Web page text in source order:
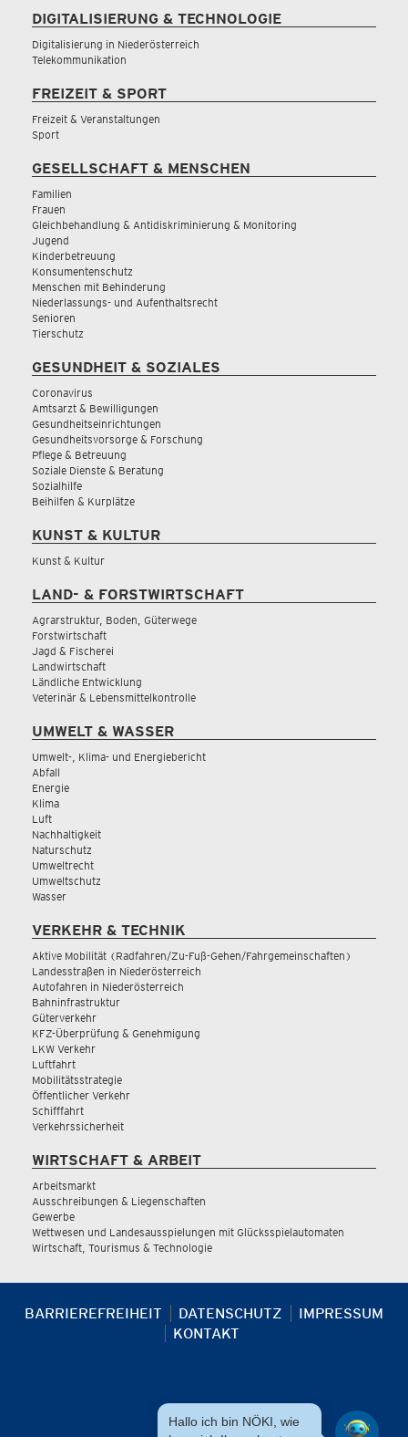
DIGITALISIERUNG & TECHNOLOGIE
Digitalisierung in Niederösterreich
Telekommunikation
FREIZEIT & SPORT
Freizeit & Veranstaltungen
Sport
GESELLSCHAFT & MENSCHEN
Familien
Frauen
Gleichbehandlung & Antidiskriminierung & Monitoring
Jugend
Kinderbetreuung
Konsumentenschutz
Menschen mit Behinderung
Niederlassungs- und Aufenthaltsrecht
Senioren
Tierschutz
GESUNDHEIT & SOZIALES
Coronavirus
Amtsarzt & Bewilligungen
Gesundheitseinrichtungen
Gesundheitsvorsorge & Forschung
Pflege & Betreuung
Soziale Dienste & Beratung
Sozialhilfe
Beihilfen & Kurplätze
KUNST & KULTUR
Kunst & Kultur
LAND- & FORSTWIRTSCHAFT
Agrarstruktur, Boden, Güterwege
Forstwirtschaft
Jagd & Fischerei
Landwirtschaft
Ländliche Entwicklung
Veterinär & Lebensmittelkontrolle
UMWELT & WASSER
Umwelt-, Klima- und Energiebericht
Abfall
Energie
Klima
Luft
Nachhaltigkeit
Naturschutz
Umweltrecht
Umweltschutz
Wasser
VERKEHR & TECHNIK
Aktive Mobilität (Radfahren/Zu-Fuß-Gehen/Fahrgemeinschaften)
Landesstraßen in Niederösterreich
Autofahren in Niederösterreich
Bahninfrastruktur
Güterverkehr
KFZ-Überprüfung & Genehmigung
LKW Verkehr
Luftfahrt
Mobilitätsstrategie
Öffentlicher Verkehr
Schifffahrt
Verkehrssicherheit
WIRTSCHAFT & ARBEIT
Arbeitsmarkt
Ausschreibungen & Liegenschaften
Gewerbe
Wettwesen und Landesausspielungen mit Glücksspielautomaten
Wirtschaft, Tourismus & Technologie
BARRIEREFREIHEIT DATENSCHUTZ
IMPRESSUM
KONTAKT
Hallo ich bin NÖKI, wie